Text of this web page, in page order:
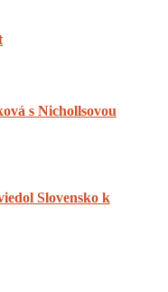
s Nichollsovou
Slovensko k